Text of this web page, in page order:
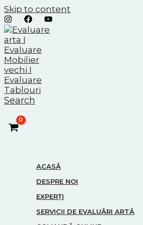
Skip to content
Search
ACASĂ
DESPRE NOI
EXPERȚI
SERVICII DE EVALUĂRI ARTĂ